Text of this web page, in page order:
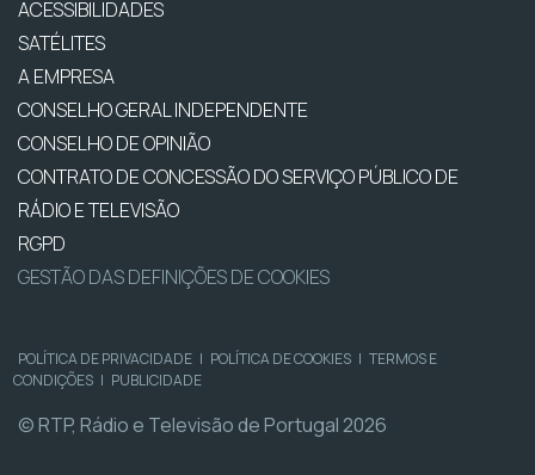
ACESSIBILIDADES
SATÉLITES
A EMPRESA
CONSELHO GERAL INDEPENDENTE
CONSELHO DE OPINIÃO
CONTRATO DE CONCESSÃO DO SERVIÇO PÚBLICO DE
RÁDIO E TELEVISÃO
RGPD
GESTÃO DAS DEFINIÇÕES DE COOKIES
POLÍTICA DE PRIVACIDADE | POLÍTICA DE COOKIES | TERMOS E
CONDIÇÕES | PUBLICIDADE
© RTP, Rádio e Televisão de Portugal 2026